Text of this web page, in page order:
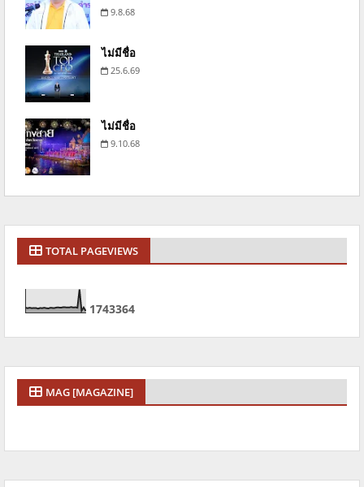
9.8.68
ไม่มีชื่อ
25.6.69
ไม่มีชื่อ
9.10.68
TOTAL PAGEVIEWS
1743364
MAG [MAGAZINE]